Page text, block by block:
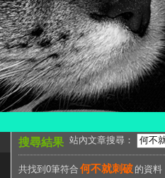
搜尋結果 站內文章搜尋：
共找到0筆符合 何不就刺破 的資料